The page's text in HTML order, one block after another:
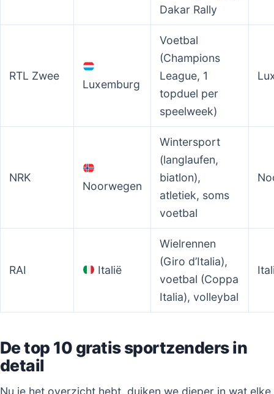
Dakar Rally
RTL Zwee
Luxemburg
Voetbal
(Champions
League, 1
topduel per
speelweek)
NRK
Noorwegen
Wintersport
(langlaufen,
biatlon),
atletiek, soms
voetbal
RAI Italië
Wielrennen
(Giro d’Italia),
voetbal (Coppa
Italia), volleybal
De top 10 gratis sportzenders in
detail
Nu je het overzicht hebt, duiken we dieper in wat elke